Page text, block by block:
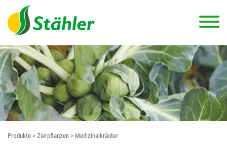
Produkte > Zierpflanzen > Medizinalkräuter